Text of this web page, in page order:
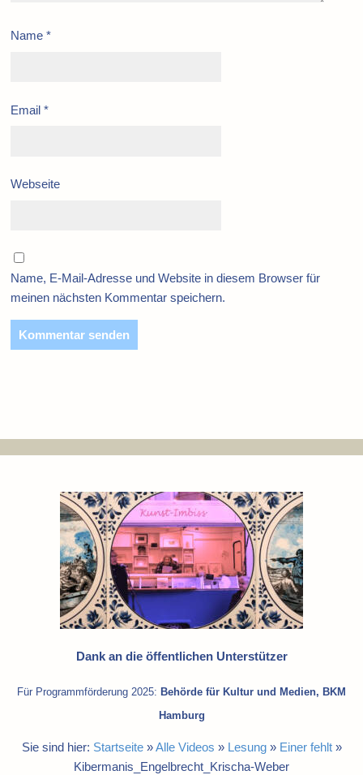
Name *
Email *
Webseite
Name, E-Mail-Adresse und Website in diesem Browser für
meinen nächsten Kommentar speichern.
Dank an die öffentlichen Unterstützer
Für Programmförderung 2025: Behörde für Kultur und Medien, BKM
Hamburg
Sie sind hier: Startseite»Alle Videos » Lesung» Einer fehlt»
Kibermanis_Engelbrecht_Krischa-Weber